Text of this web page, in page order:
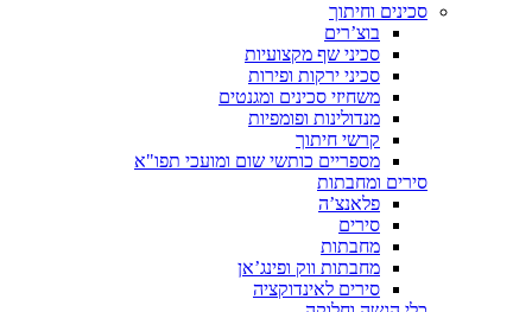
סכינים וחיתוך
בוצ’רים
סכיני שף מקצועיות
סכיני ירקות ופירות
משחיזי סכינים ומגנטים
מנדולינות ופומפיות
קרשי חיתוך
מספריים כותשי שום ומועכי תפו"א
סירים ומחבתות
פלאנצ’ה
סירים
מחבתות
מחבתות ווק ופינג’אן
סירים לאינדוקציה